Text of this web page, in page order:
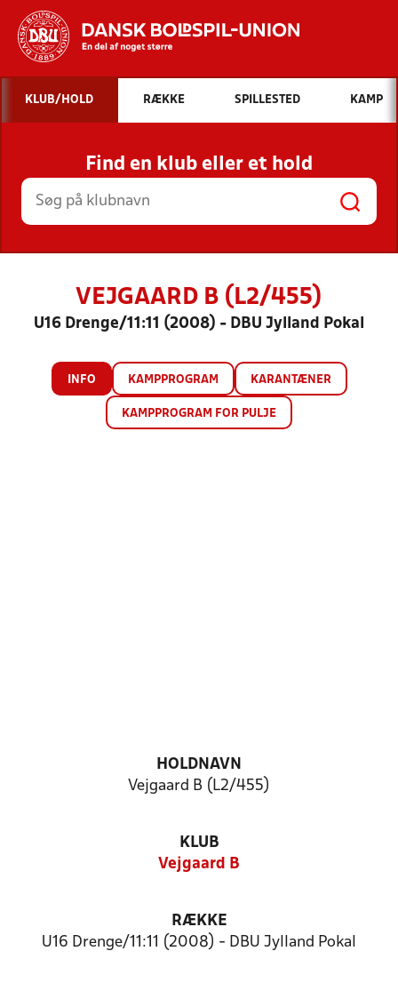
Hvad vil du søge efter?
INDHOLD OG NYHEDER
STILLINGER, RESULTATER, KLUBBER OG
HOLD
KLUB/HOLD RÆKKE SPILLESTED KAMP
Find en klub eller et hold
VEJGAARD B (L2/455)
U16 Drenge/11:11 (2008) - DBU Jylland Pokal
INFO KAMPPROGRAM KARANTÆNER
KAMPPROGRAM FOR PULJE
HOLDNAVN
Vejgaard B (L2/455)
KLUB
Vejgaard B
RÆKKE
U16 Drenge/11:11 (2008) - DBU Jylland Pokal